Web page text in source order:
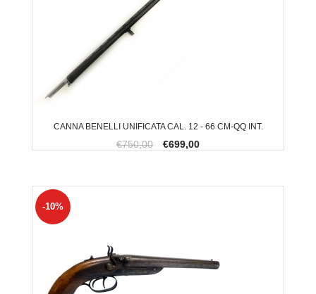
CANNA BENELLI UNIFICATA CAL. 12 - 66 CM-QQ INT.
€750,00 €699,00
-10%